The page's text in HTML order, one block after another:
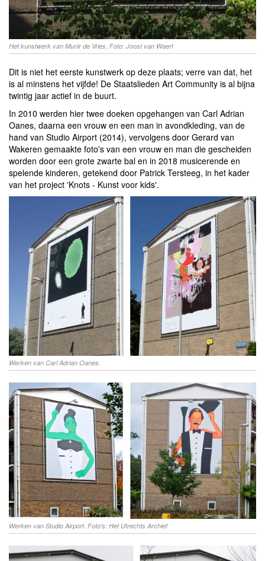
Het kunstwerk van Munir de Vries. Foto: Joost van Waert
Dit is niet het eerste kunstwerk op deze plaats; verre van dat, het
is al minstens het vijfde! De Staatslieden Art Community is al bijna
twintig jaar actief in de buurt.
In 2010 werden hier twee doeken opgehangen van Carl Adrian
Oanes, daarna een vrouw en een man in avondkleding, van de
hand van Studio Airport (2014), vervolgens door Gerard van
Wakeren gemaakte foto's van een vrouw en man die gescheiden
worden door een grote zwarte bal en in 2018 musicerende en
spelende kinderen, getekend door Patrick Tersteeg, in het kader
van het project 'Knots - Kunst voor kids'.
Werken van Carl Adrian Oanes.
Werken van Studio Airport. Foto's: Het Utrechts Archief